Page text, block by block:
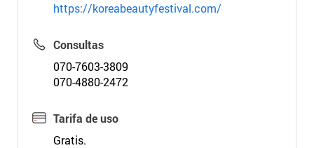
https://koreabeautyfestival.com/
Consultas
070-7603-3809
070-4880-2472
Tarifa de uso
Gratis.